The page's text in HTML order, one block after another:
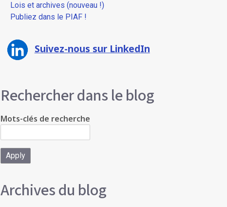
Lois et archives (nouveau !)
Publiez dans le PIAF !
Suivez-nous sur LinkedIn
Rechercher dans le blog
Mots-clés de recherche
Archives du blog